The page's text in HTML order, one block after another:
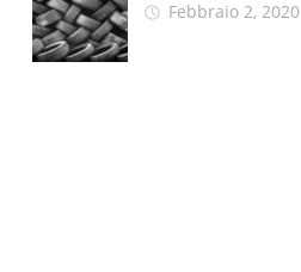
Febbraio 2, 2020